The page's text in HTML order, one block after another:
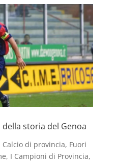
storia del Genoa
Calcio di provincia, Fuori
, I Campioni di Provincia,